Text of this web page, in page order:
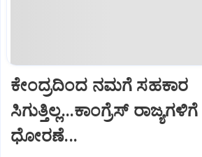
ಕೇಂದ್ರದಿಂದ ನಮಗೆ ಸಹಕಾರ
ಸಿಗುತ್ತಿಲ್ಲ...ಕಾಂಗ್ರೆಸ್
ಧೋರಣೆ...